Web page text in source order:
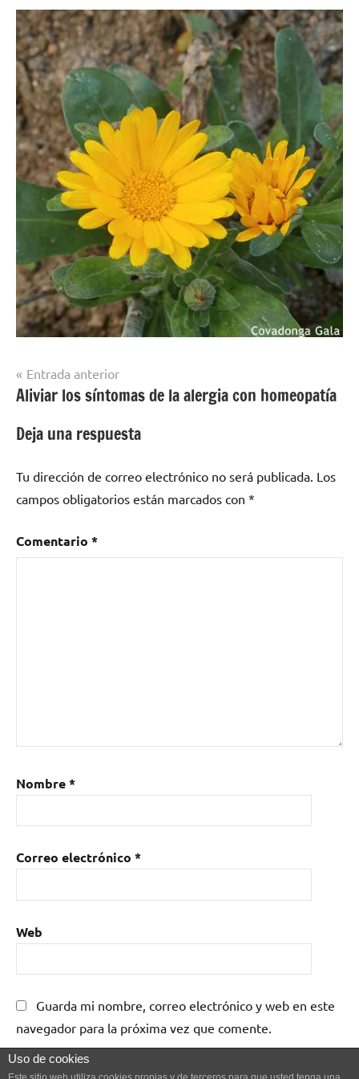
Navegación
de
entradas
Entrada anterior
Aliviar los síntomas de la alergia con homeopatía
Deja una respuesta
Tu dirección de correo electrónico no será publicada. Los
campos obligatorios están marcados con *
Comentario *
Nombre*
Correo electrónico *
Web
Guarda mi nombre, correo electrónico y web en este
navegador para la próxima vez que comente.
Uso de cookies